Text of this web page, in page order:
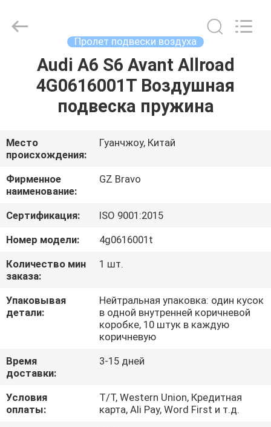
ДОМ
ПРОДУКТЫ
О
НАС
ПУТЕШЕСТВИЕ
ФАБРИКИ
ПРОВЕРКА
КАЧЕСТВА
СВЯЖИТЕСЬ
СПРОСИТЕ
ЦИТАТУ
Copyright
suspensionshock.com.
Пролет подвески воздуха
Audi A6 S6 Avant Allroad
4G0616001T Воздушная
подвеска пружина
Место
происхождения:
Гуанчжоу, Китай
Фирменное
наименование:
GZ Bravo
Сертификация:
ISO 9001:2015
Номер модели:
4g0616001t
Количество мин
заказа:
1 шт.
Упаковывая
детали:
Нейтральная упаковка: один кусок
в одной внутренней коричневой
коробке, 10 штук в каждую
коричневую
Время
доставки:
3-15 дней
Условия
оплаты:
T/T, Western Union, Кредитная
карта, Ali Pay, Word First и т.д.